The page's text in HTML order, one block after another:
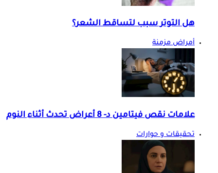
هل التوتر سبب لتساقط الشعر؟
أمراض مزمنة
علامات نقص فيتامين د- 8 أعراض تحدث أثناء النوم
تحقيقات و حوارات